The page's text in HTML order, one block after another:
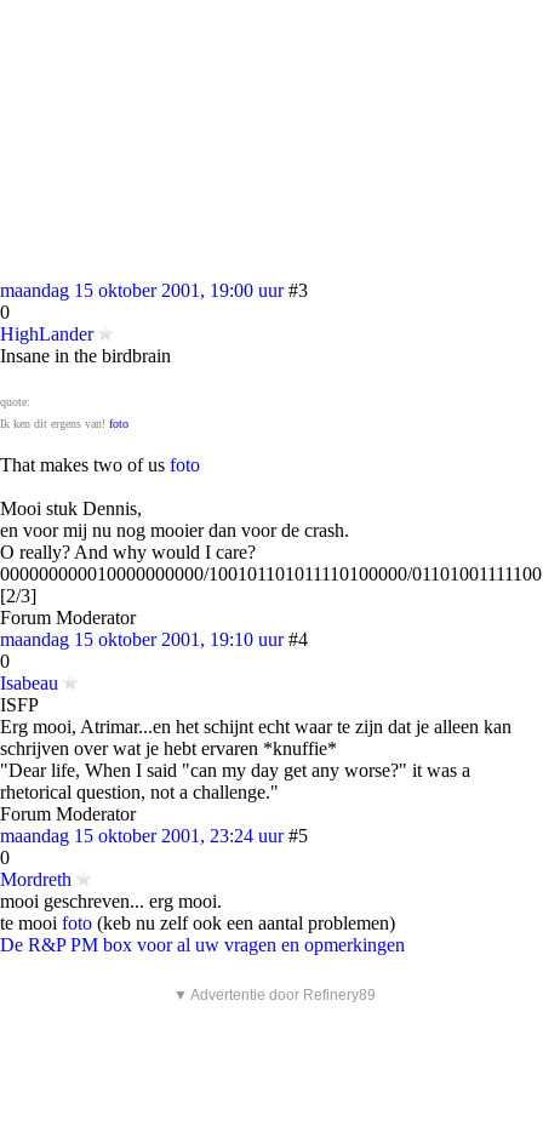
maandag 15 oktober 2001, 19:00 uur #3
0
HighLander
Insane in the birdbrain
quote:
Ik ken dit ergens van! foto
That makes two of us foto
Mooi stuk Dennis,
en voor mij nu nog mooier dan voor de crash.
O really? And why would I care?
000000000010000000000/100101101011110100000/
[2/3]
Forum Moderator
maandag 15 oktober 2001, 19:10 uur #4
0
Isabeau
ISFP
Erg mooi, Atrimar...en het schijnt echt waar te zijn dat je alleen kan
schrijven over wat je hebt ervaren *knuffie*
"Dear life, When I said "can my day get any worse?" it was a
rhetorical question, not a challenge."
Forum Moderator
maandag 15 oktober 2001, 23:24 uur #5
0
Mordreth
mooi geschreven... erg mooi.
te mooi foto (keb nu zelf ook een aantal problemen)
De R&P PM box voor al uw vragen en opmerkingen
▼ Advertentie door Refinery89